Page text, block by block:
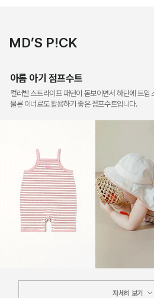
MD’S P!CK
아롬 아기 점프수트
컬러별 스트라이프 패턴이 돋보이면서 하단에 트임
물론 이너로도 활용하기 좋은 점프수트입니다.
자세히 보기